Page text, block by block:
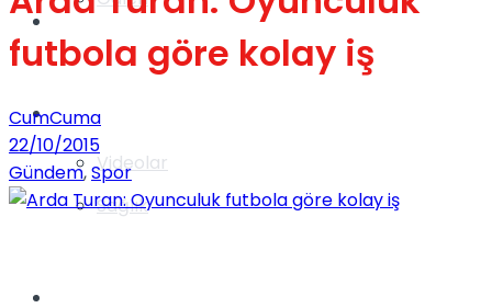
Videolar
Gündem
Yaşam
Sağlık
futbola göre kolay iş
CumCuma
22/10/2015
Gündem,Spor